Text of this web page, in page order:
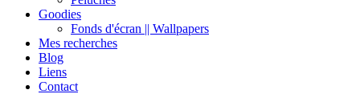
Goodies
Fonds d'écran || Wallpapers
Mes recherches
Blog
Liens
Contact